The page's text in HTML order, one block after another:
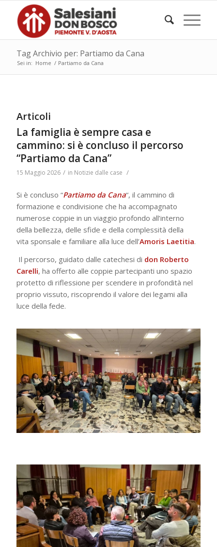
Tag Archivio per: Partiamo da Cana
Sei in: Home / Partiamo da Cana
Articoli
La famiglia è sempre casa e
cammino: si è concluso il percorso
“Partiamo da Cana”
15 Maggio 2026 / in Notizie dalle case /
Si è concluso “Partiamo da Cana“, il cammino di
formazione e condivisione che ha accompagnato
numerose coppie in un viaggio profondo all’interno
della bellezza, delle sfide e della complessità della
vita sponsale e familiare alla luce dell’Amoris Laetitia.
Il percorso, guidato dalle catechesi di don Roberto
Carelli, ha offerto alle coppie partecipanti uno spazio
protetto di riflessione per scendere in profondità nel
proprio vissuto, riscoprendo il valore dei legami alla
luce della fede.